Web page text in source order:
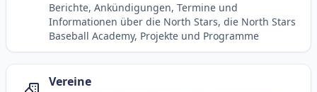
Berichte, Ankündigungen, Termine und
Informationen über die North Stars, die North Stars
Baseball Academy, Projekte und Programme
Vereine